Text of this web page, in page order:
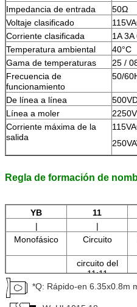
Impedancia de entrada
50Ω
Voltaje clasificado
Corriente clasificada
1A 3A
Temperatura ambiental
40°C
Gama de temperaturas
25 /
Frecuencia de
funcionamiento
50/
De línea a línea
Línea a moler
Corriente máxima de la
salida
Regla de formación de
YB 11
|
|
Monofásico
Circuito
circuito del
11:11
*Q: Rápido-en 6.35x0.8m